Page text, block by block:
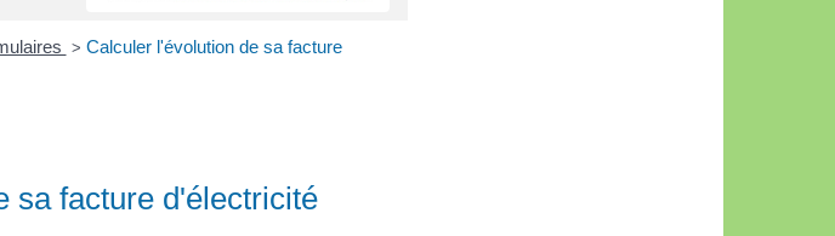
> Calculer l'évolution de sa facture
sa facture d'électricité